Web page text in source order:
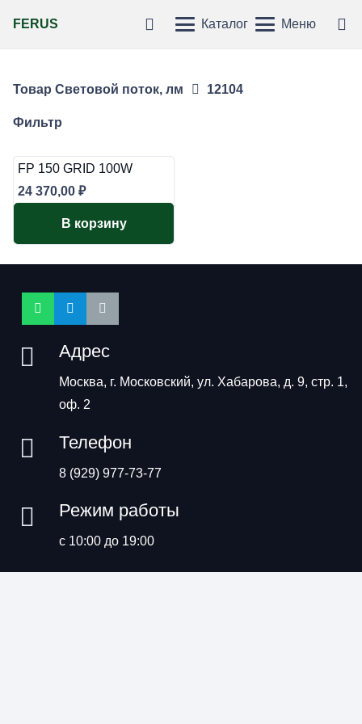
FERUS Каталог Меню
Товар Световой поток, лм 12104
Фильтр
FP 150 GRID 100W
24 370,00 ₽
В корзину
Адрес
Москва, г. Московский, ул. Хабарова, д. 9, стр. 1,
оф. 2
Телефон
8 (929) 977-73-77
Режим работы
с 10:00 до 19:00